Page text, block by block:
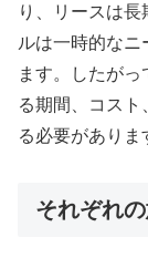
り、リースは
ルは一時的な
ます。したが
る期間、コス
る必要がありま
それぞれ